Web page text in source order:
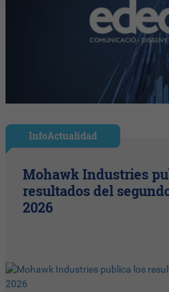
InfoActualidad
Mohawk Industries
resultados del
2026